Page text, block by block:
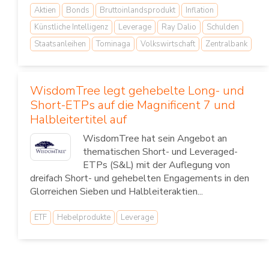
Aktien Bonds Bruttoinlandsprodukt
Inflation
Künstliche Intelligenz
Leverage Ray Dalio
Schulden
Staatsanleihen
Tominaga Volkswirtschaft Zentralbank
WisdomTree legt gehebelte Long- und
Short-ETPs auf die Magnificent 7 und
Halbleitertitel auf
WisdomTree hat sein Angebot an
thematischen Short- und Leveraged-
ETPs (S&L) mit der Auflegung von
dreifach Short- und gehebelten Engagements in den
Glorreichen Sieben und Halbleiteraktien...
ETF Hebelprodukte Leverage